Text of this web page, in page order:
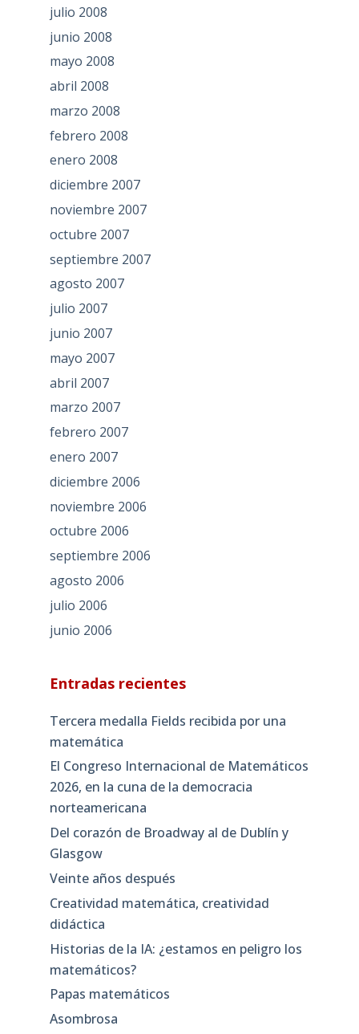
julio 2008
junio 2008
mayo 2008
abril 2008
marzo 2008
febrero 2008
enero 2008
diciembre 2007
noviembre 2007
octubre 2007
septiembre 2007
agosto 2007
julio 2007
junio 2007
mayo 2007
abril 2007
marzo 2007
febrero 2007
enero 2007
diciembre 2006
noviembre 2006
octubre 2006
septiembre 2006
agosto 2006
julio 2006
junio 2006
Entradas recientes
Tercera medalla Fields recibida por una
matemática
El Congreso Internacional de Matemáticos
2026, en la cuna de la democracia
norteamericana
Del corazón de Broadway al de Dublín y
Glasgow
Veinte años después
Creatividad matemática, creatividad
didáctica
Historias de la IA: ¿estamos en peligro los
matemáticos?
Papas matemáticos
Asombrosa